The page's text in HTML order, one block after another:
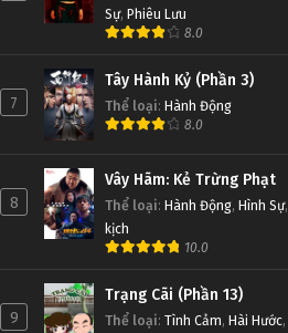
Sự, Phiêu Lưu
8.0
7
Tây Hành Kỷ (Phần 3)
Thể loại: Hành Động
8.0
8
Vây Hãm: Kẻ Trừng Phạt
Thể loại: Hành Động, Hình Sự,
kịch
10.0
9
Trạng Cãi (Phần 13)
Thể loại: Tình Cảm, Hài Hước,